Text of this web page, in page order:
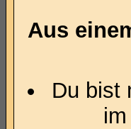
Aus
Du bist